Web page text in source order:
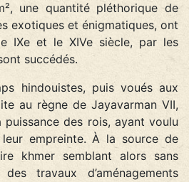
une quantité pléthorique de
exotiques et énigmatiques, ont
IXe et le XIVe siècle, par les
succédés.
hindouistes, puis voués aux
au règne de Jayavarman VII,
des rois, ayant voulu
leur empreinte. À la source de
khmer semblant alors sans
travaux d’aménagements